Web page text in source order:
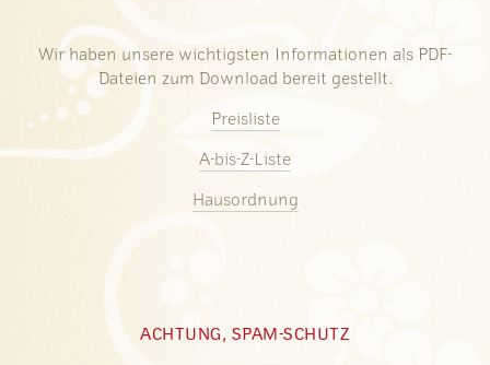
Wir haben unsere wichtigsten Informationen als PDF-
Dateien zum Download bereit gestellt.
Preisliste
A-bis-Z-Liste
Hausordnung
ACHTUNG, SPAM-SCHUTZ